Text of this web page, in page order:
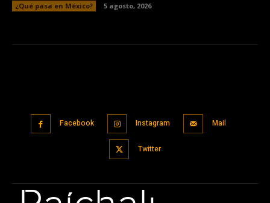
¿Qué pasa en México? 5 agosto, 2026
Facebook Instagram Mail
Twitter